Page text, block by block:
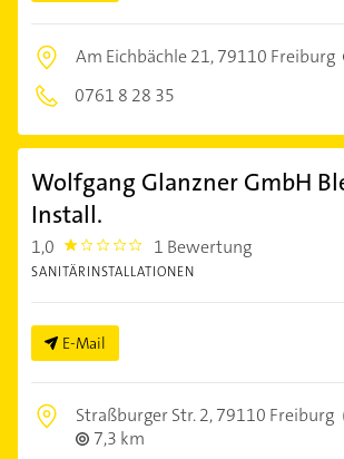
Am Eichbächle 21,79110 Freiburg
0761 8 28 35
Wolfgang Glanzner GmbH
Install.
1,0 1.0 1 Bewertung
SANITÄRINSTALLATIONEN
E-Mail
Straßburger Str. 2,79110 Freiburg
7,3 km